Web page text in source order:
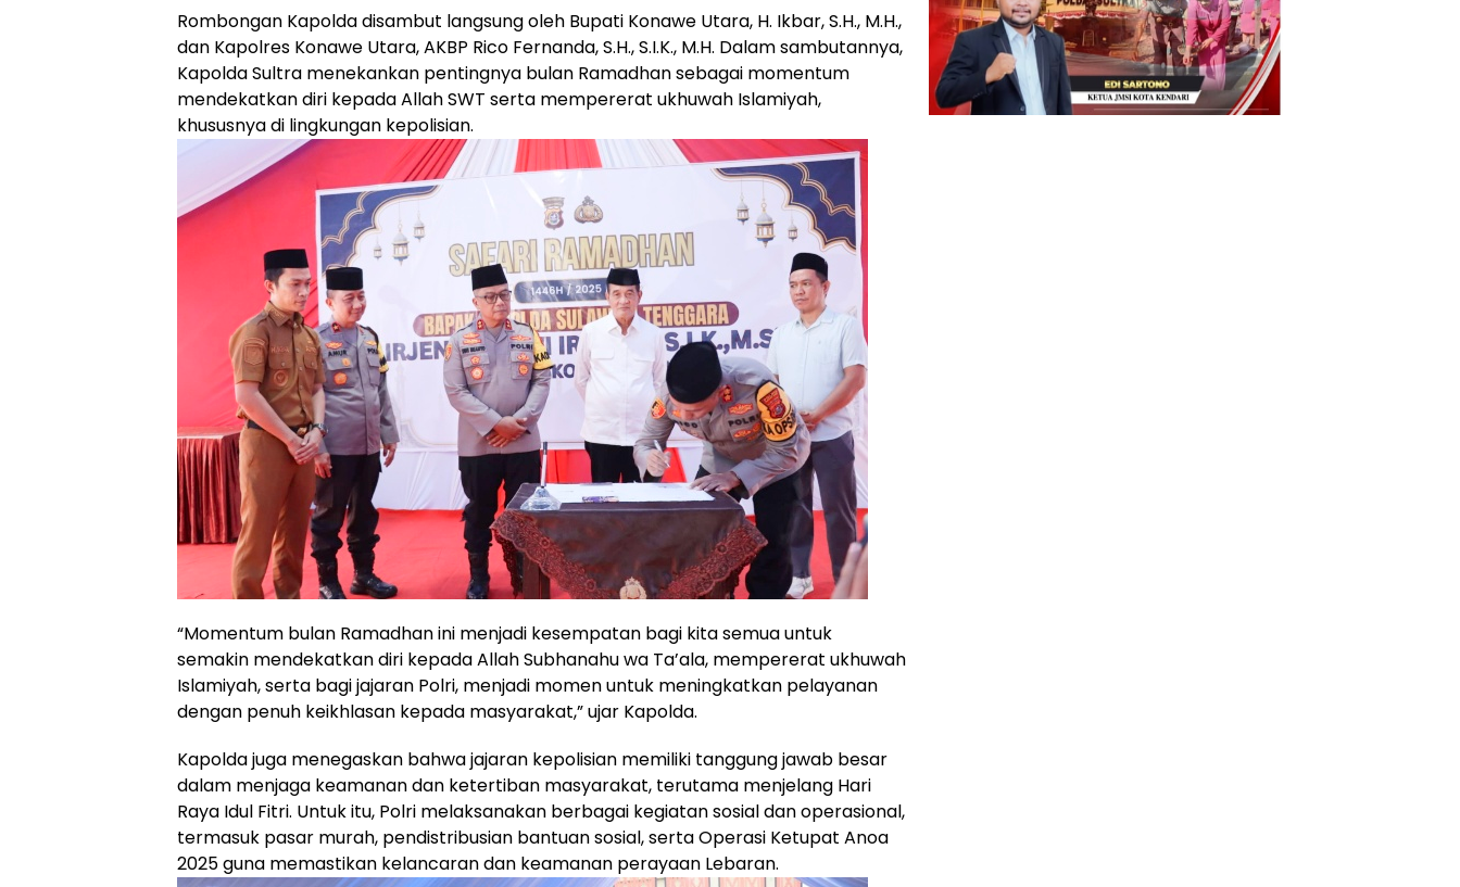
Rombongan Kapolda disambut langsung oleh Bupati Konawe Utara, H. Ikbar, S.H., M.H.,
dan Kapolres Konawe Utara, AKBP Rico Fernanda, S.H., S.I.K., M.H. Dalam sambutannya,
Kapolda Sultra menekankan pentingnya bulan Ramadhan sebagai momentum
mendekatkan diri kepada Allah SWT serta mempererat ukhuwah Islamiyah,
khususnya di lingkungan kepolisian.
“Momentum bulan Ramadhan ini menjadi kesempatan bagi kita semua untuk
semakin mendekatkan diri kepada Allah Subhanahu wa Ta’ala, mempererat ukhuwah
Islamiyah, serta bagi jajaran Polri, menjadi momen untuk meningkatkan pelayanan
dengan penuh keikhlasan kepada masyarakat,” ujar Kapolda.
Kapolda juga menegaskan bahwa jajaran kepolisian memiliki tanggung jawab besar
dalam menjaga keamanan dan ketertiban masyarakat, terutama menjelang Hari
Raya Idul Fitri. Untuk itu, Polri melaksanakan berbagai kegiatan sosial dan operasional,
termasuk pasar murah, pendistribusian bantuan sosial, serta Operasi Ketupat Anoa
2025 guna memastikan kelancaran dan keamanan perayaan Lebaran.